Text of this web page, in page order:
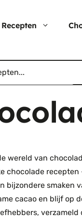
Recepten
Nu
wereld van
chocolade
bijzondere smaken
cacao en blijf op
verzameld